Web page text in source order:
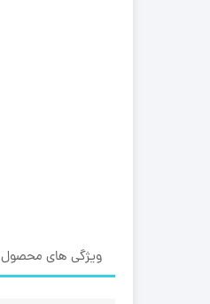
ویژگی های محصول